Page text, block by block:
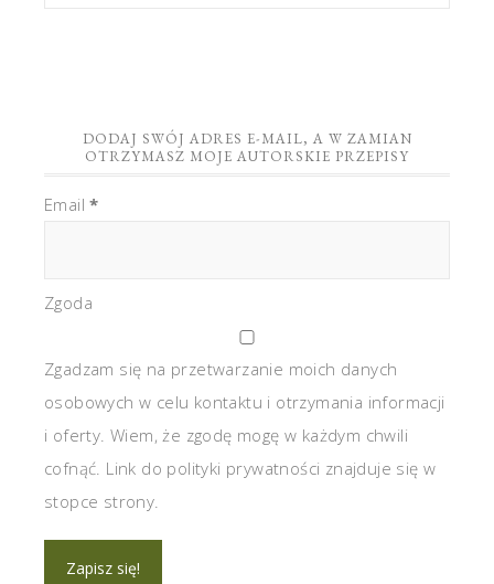
DODAJ SWÓJ ADRES E-MAIL, A W ZAMIAN
OTRZYMASZ MOJE AUTORSKIE PRZEPISY
Email*
Zgoda
Zgadzam się na przetwarzanie moich danych
osobowych w celu kontaktu i otrzymania informacji
i oferty. Wiem, że zgodę mogę w każdym chwili
cofnąć. Link do polityki prywatności znajduje się w
stopce strony.